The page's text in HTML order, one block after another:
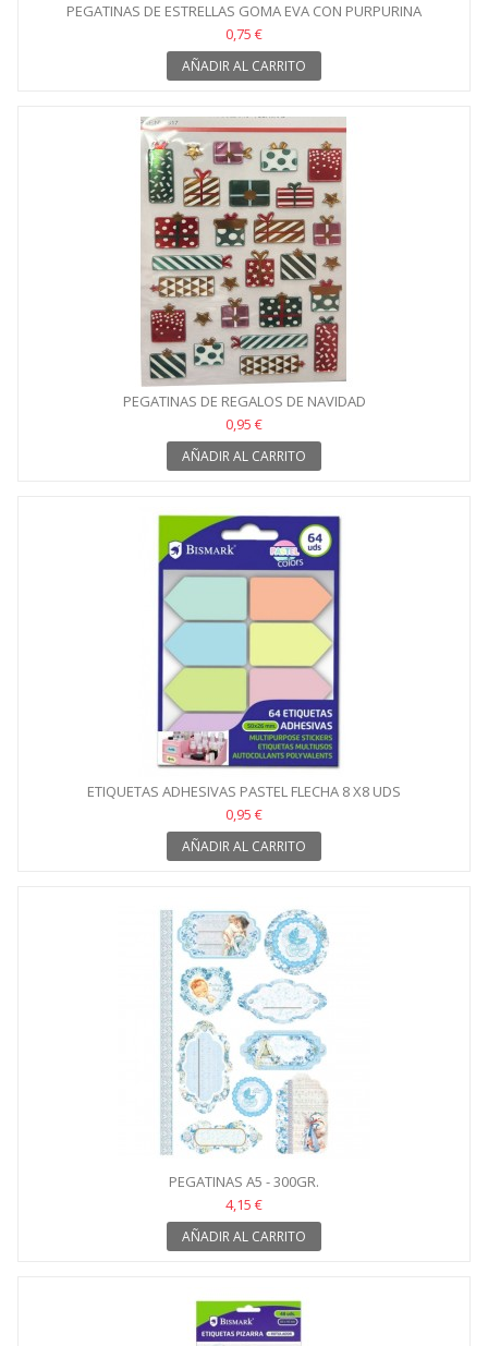
PEGATINAS DE ESTRELLAS GOMA EVA CON PURPURINA
0,75 €
AÑADIR AL CARRITO
PEGATINAS DE REGALOS DE NAVIDAD
0,95 €
AÑADIR AL CARRITO
ETIQUETAS ADHESIVAS PASTEL FLECHA 8 X8 UDS
0,95 €
AÑADIR AL CARRITO
PEGATINAS A5 - 300GR.
4,15 €
AÑADIR AL CARRITO